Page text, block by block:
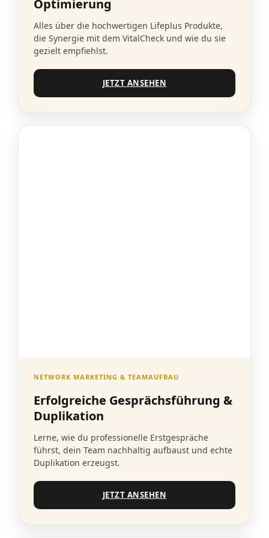
Optimierung
Alles über die hochwertigen Lifeplus Produkte,
die Synergie mit dem VitalCheck und wie du sie
gezielt empfiehlst.
JETZT ANSEHEN
NETWORK MARKETING & TEAMAUFBAU
Erfolgreiche Gesprächsführung &
Duplikation
Lerne, wie du professionelle Erstgespräche
führst, dein Team nachhaltig aufbaust und echte
Duplikation erzeugst.
JETZT ANSEHEN